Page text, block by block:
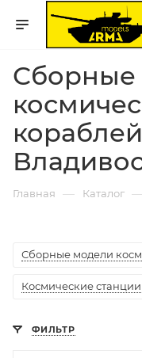
Сборные
Главная — Каталог
Сборные модели
Космические станции
ФИЛЬТР